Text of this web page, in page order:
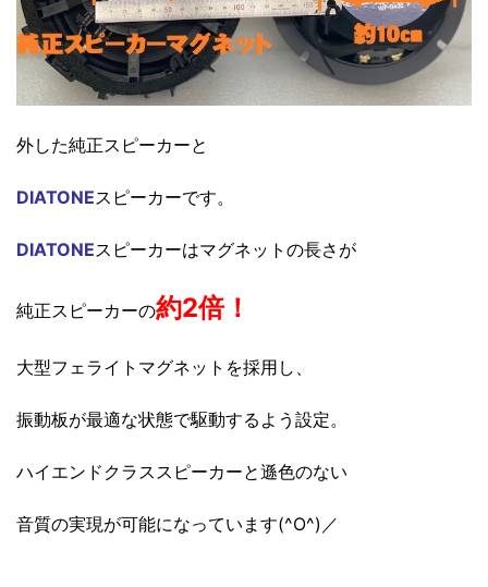
外した純正スピーカーと
DIATONEスピーカーです。
DIATONEスピーカーはマグネットの長さが
純正スピーカーの約2倍！
大型フェライトマグネットを採用し、
振動板が最適な状態で駆動するよう設定。
ハイエンドクラススピーカーと遜色のない
音質の実現が可能になっています(^O^)／